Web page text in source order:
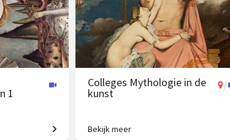
1
tot
Colleges Mythologie in de
kunst
/
Griekse en Romeinse goden bewijzen
Bekijk meer